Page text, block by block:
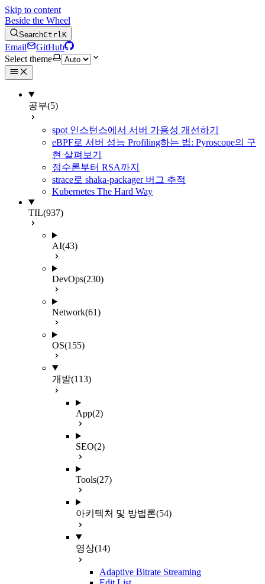
Skip to content
Beside the Wheel
SearchCtrlK
Email
GitHub
Select theme
공부(5)
spot 인스턴스에서 서버 가용성 개선하기
eBPF로 서버 성능 Profiling하는 법: Pyroscope의 구
현 살펴보기
정수론부터 RSA까지
strace로 shaka-packager 버그 추적
Kubernetes The Hard Way
TIL(937)
AI(43)
DevOps(230)
Network(61)
OS(155)
개발(113)
App(2)
SEO(2)
Tools(27)
아키텍처 및 방법론(54)
영상(14)
Adaptive Bitrate Streaming